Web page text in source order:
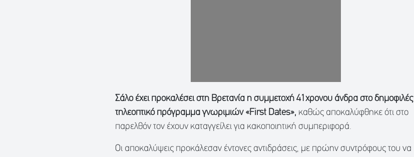
Σάλο έχει προκαλέσει στη Βρετανία η συμμετοχή 41χρονου άνδρα στο δημοφιλές
τηλεοπτικό πρόγραμμα γνωριμιών «First Dates», καθώς αποκαλύφθηκε ότι στο
παρελθόν τον έχουν καταγγείλει για κακοποιητική συμπεριφορά.
Οι αποκαλύψεις προκάλεσαν έντονες αντιδράσεις, με πρώην συντρόφους του να